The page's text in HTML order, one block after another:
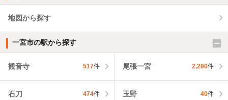
地図から探す
一宮市の駅から探す
観音寺 517件 尾張一宮 2,290件
石刀 474件 玉野 40件